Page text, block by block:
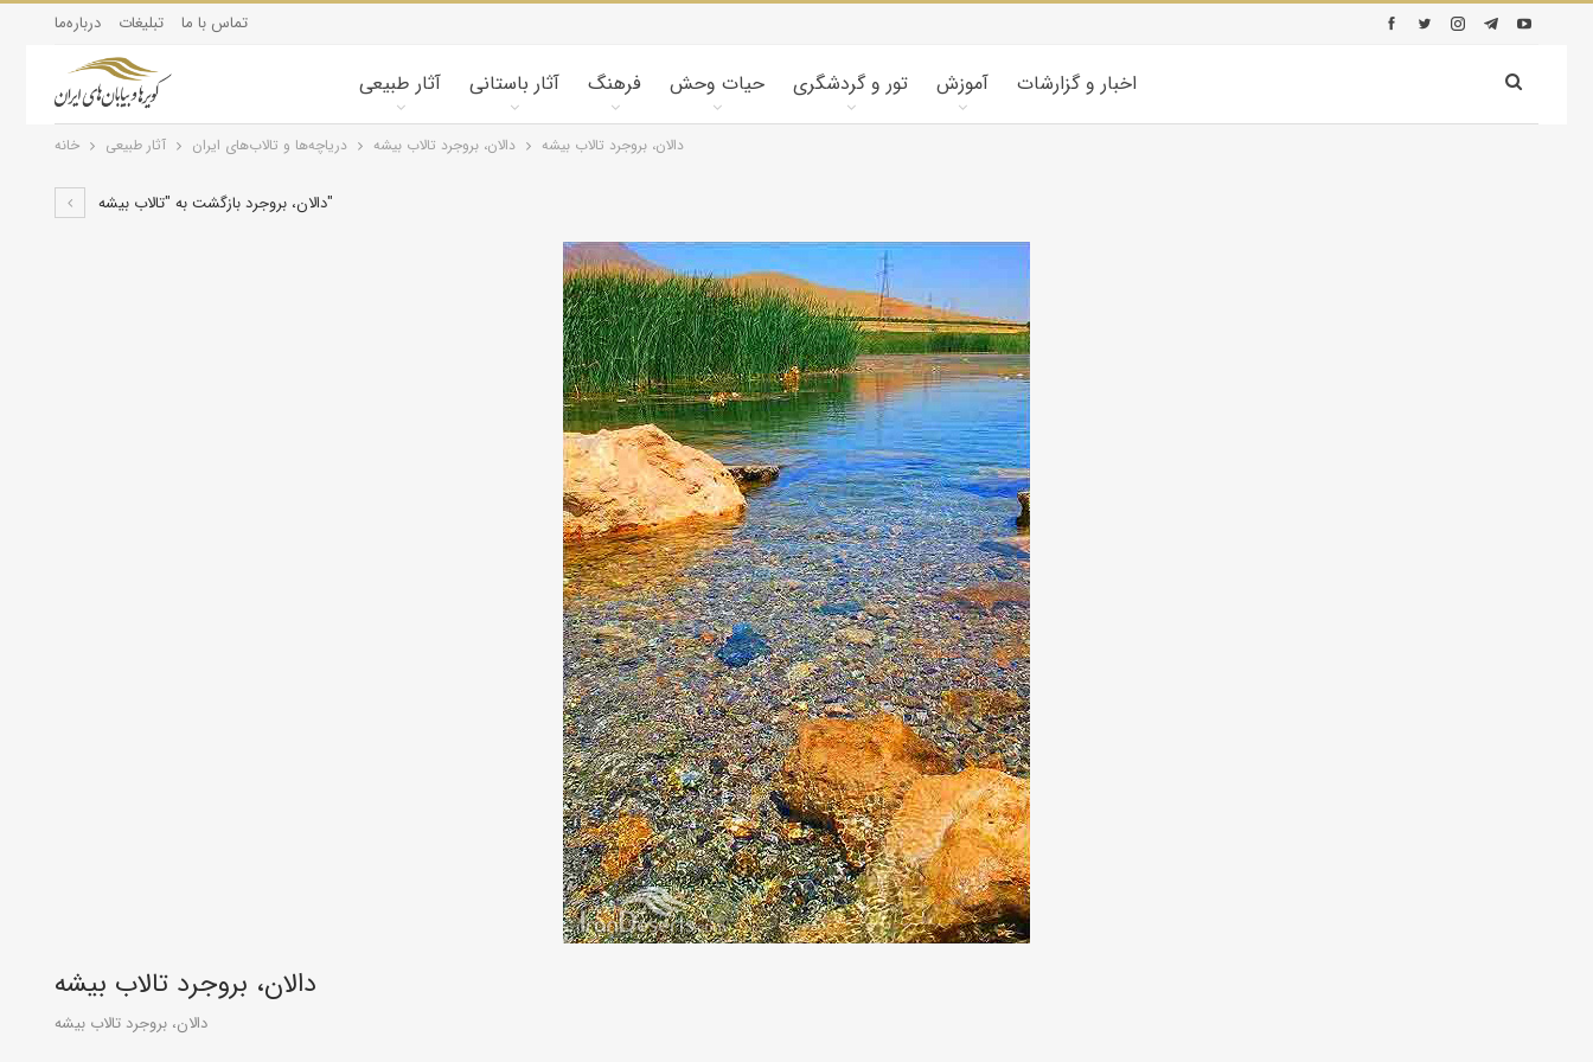
درباره‌ما تبلیغات تماس با ما
آثار طبیعی آثار باستانی فرهنگ حیات وحش تور و گردشگری آموزش اخبار و گزارشات
خانه آثار طبیعی درياچه‌‌ها و تالاب‌های ایران تالاب بیشه ‎دالان، بروجرد تالاب بیشه ‎دالان، بروجرد
بازگشت به "تالاب بیشه ‎دالان، بروجرد"
تالاب بیشه ‎دالان، بروجرد
تالاب بیشه ‎دالان، بروجرد